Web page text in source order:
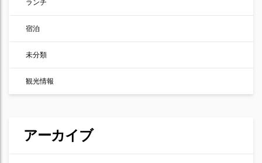
ランチ
宿泊
未分類
観光情報
アーカイブ